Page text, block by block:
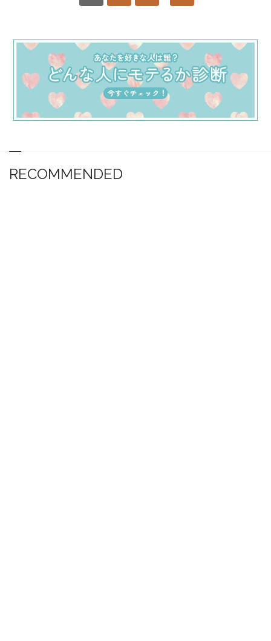
RECOMMENDED